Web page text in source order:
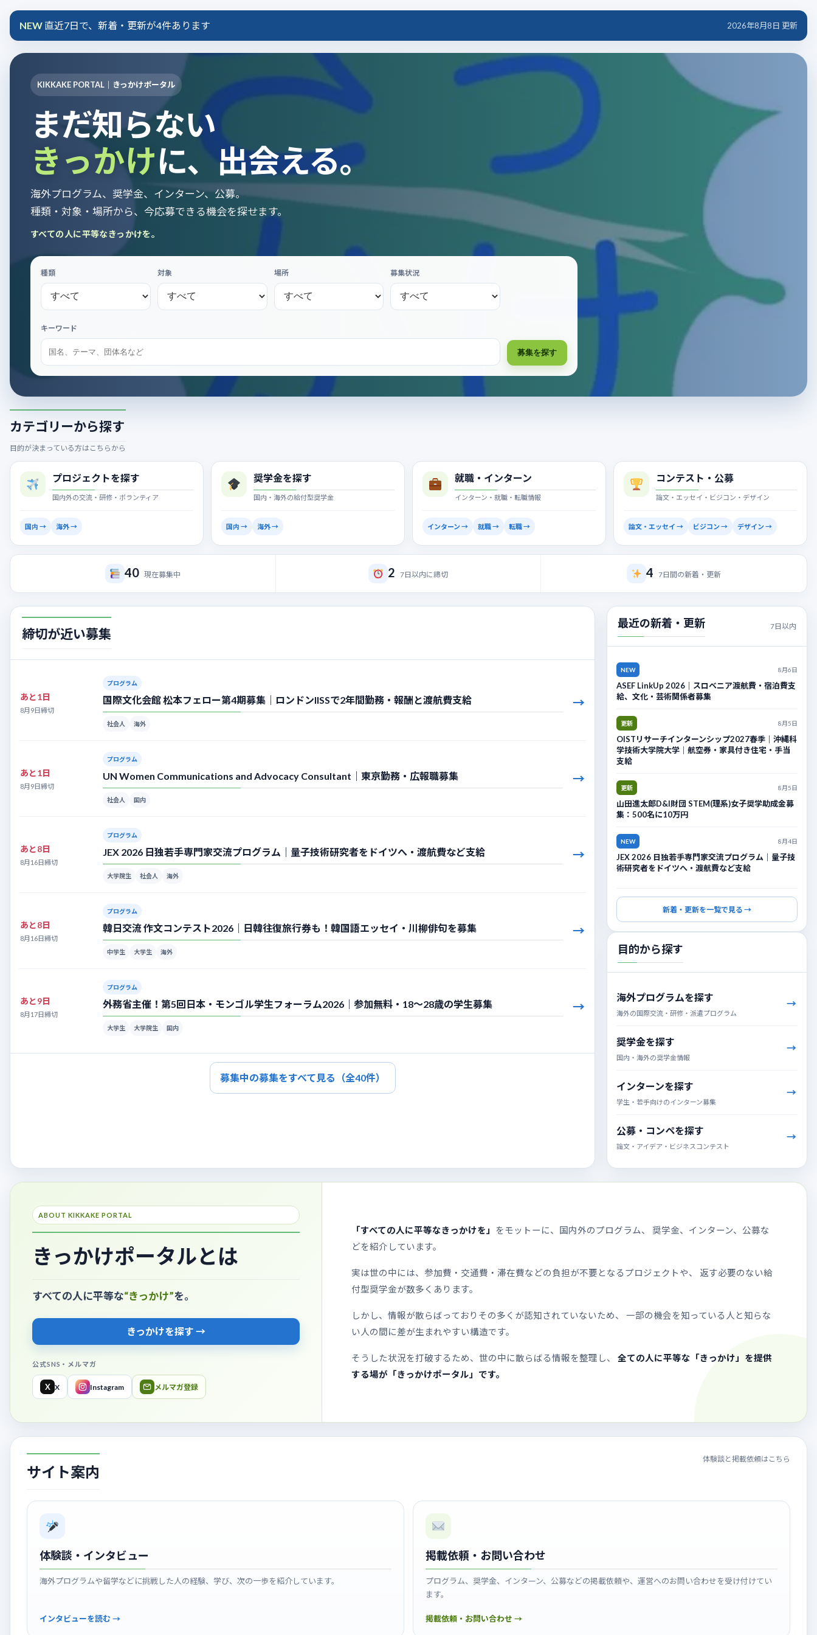
NEW 直近7日で、新着・更新が4件あります 2026年8月8日 更新
KIKKAKE PORTAL｜きっかけポータル
まだ知らない
きっかけに、出会える。
海外プログラム、奨学金、インターン、公募。
種類・対象・場所から、今応募できる機会を探せます。
すべての人に平等なきっかけを。
種類 対象 場所 募集状況
キーワード
募集を探す
カテゴリーから探す
目的が決まっている方はこちらから
プロジェクトを探す
国内外の交流・研修・ボランティア
国内 → 海外 →
奨学金を探す
国内・海外の給付型奨学金
国内 → 海外 →
就職・インターン
インターン・就職・転職情報
インターン → 就職 → 転職 →
コンテスト・公募
論文・エッセイ・ビジコン・デザイン
論文・エッセイ → ビジコン → デザイン →
40 現在募集中 2 7日以内に締切 4 7日間の新着・更新
締切が近い募集
あと1日
8月9日締切
プログラム
国際文化会館 松本フェロー第4期募集｜ロンドンIISSで2年間勤務・報酬と渡航費支給
社会人 海外
→
あと1日
8月9日締切
プログラム
UN Women Communications and Advocacy Consultant｜東京勤務・広報職募集
社会人 国内
→
あと8日
8月16日締切
プログラム
JEX 2026 日独若手専門家交流プログラム｜量子技術研究者をドイツへ・渡航費など支給
大学院生 社会人 海外
→
あと8日
8月16日締切
プログラム
韓日交流 作文コンテスト2026｜日韓往復旅行券も！韓国語エッセイ・川柳俳句を募集
中学生 大学生 海外
→
あと9日
8月17日締切
プログラム
外務省主催！第5回日本・モンゴル学生フォーラム2026｜参加無料・18～28歳の学生募集
大学生 大学院生 国内
→
募集中の募集をすべて見る（全40件）
最近の新着・更新 7日以内
NEW 8月6日
ASEF LinkUp 2026｜スロベニア渡航費・宿泊費支
給、文化・芸術関係者募集
更新 8月5日
OISTリサーチインターンシップ2027春季｜沖縄科
学技術大学院大学｜航空券・家具付き住宅・手当
支給
更新 8月5日
山田進太郎D&I財団 STEM(理系)女子奨学助成金募
集：500名に10万円
NEW 8月4日
JEX 2026 日独若手専門家交流プログラム｜量子技
術研究者をドイツへ・渡航費など支給
新着・更新を一覧で見る →
目的から探す
海外プログラムを探す
海外の国際交流・研修・派遣プログラム
奨学金を探す
国内・海外の奨学金情報
インターンを探す
学生・若手向けのインターン募集
公募・コンペを探す
論文・アイデア・ビジネスコンテスト
ABOUT KIKKAKE PORTAL
きっかけポータルとは
すべての人に平等な“きっかけ”を。
きっかけを探す →
公式SNS・メルマガ
X X Instagram メルマガ登録
「すべての人に平等なきっかけを」
をモットーに、国内外のプログラム、 奨学金、インターン、公募な
どを紹介しています。
実は世の中には、参加費・交通費・滞在費などの負担が不要となるプロジェクトや、 返す必要のない給
付型奨学金が数多くあります。
しかし、情報が散らばっておりその多くが認知されていないため、 一部の機会を知っている人と知らな
い人の間に差が生まれやすい構造です。
そうした状況を打破するため、世の中に散らばる情報を整理し、全ての人に平等な「きっかけ」を提供
する場が「きっかけポータル」です。
サイト案内
体験談と掲載依頼はこちら
体験談・インタビュー
海外プログラムや留学などに挑戦した人の経験、学び、次の一歩を紹介しています。
インタビューを読む →
掲載依頼・お問い合わせ
プログラム、奨学金、インターン、公募などの掲載依頼や、運営へのお問い合わせを受け付けてい
ます。
掲載依頼・お問い合わせ →